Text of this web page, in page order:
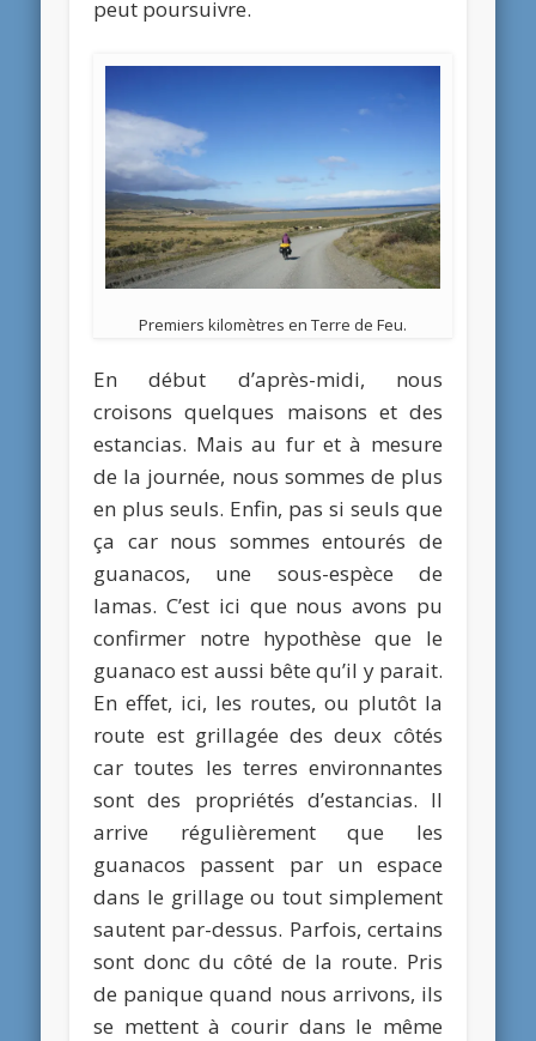
peut poursuivre.
Premiers kilomètres en Terre de Feu.
En début d’après-midi, nous
croisons quelques maisons et des
estancias. Mais au fur et à mesure
de la journée, nous sommes de plus
en plus seuls. Enfin, pas si seuls que
ça car nous sommes entourés de
guanacos, une sous-espèce de
lamas. C’est ici que nous avons pu
confirmer notre hypothèse que le
guanaco est aussi bête qu’il y parait.
En effet, ici, les routes, ou plutôt la
route est grillagée des deux côtés
car toutes les terres environnantes
sont des propriétés d’estancias. Il
arrive régulièrement que les
guanacos passent par un espace
dans le grillage ou tout simplement
sautent par-dessus. Parfois, certains
sont donc du côté de la route. Pris
de panique quand nous arrivons, ils
se mettent à courir dans le même